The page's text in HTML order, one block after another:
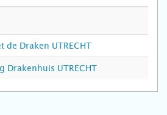
de Draken UTRECHT
Drakenhuis UTRECHT